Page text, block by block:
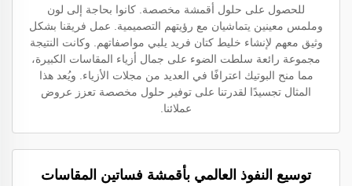
للحصول على حلول أقمشة مخصصة. كانوا بحاجة إلى لون
وملمس معينين يتماشيان مع رؤيتهم التصميمية. عمل فريقنا بشكل
وثيق معهم لإنشاء خليط كتان فريد يلبي مواصفاتهم. وكانت النتيجة
مجموعة رائعة سلطت الضوء على جمال أزياء المقاسات الكبيرة،
مما منح البوتيك اعترافًا في العديد من مجلات الأزياء. ويُعد هذا
المثال تجسيدًا لقدرتنا على توفير حلول مخصصة تعزز عروض
عملائنا.
توسيع النفوذ العالمي بأقمشة فساتين المقاسات